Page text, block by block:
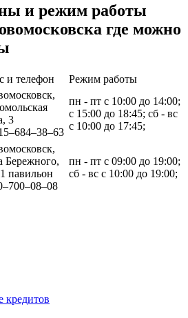
и режим работы
где можно
и телефон Режим работы
3
пн - пт с 10:00 до 14:00;
с 15:00 до 18:45; сб - вс
с 10:00 до 17:45;
Бережного,
павильон
пн - пт с 09:00 до 19:00;
сб - вс с 10:00 до 19:00;
кредитов